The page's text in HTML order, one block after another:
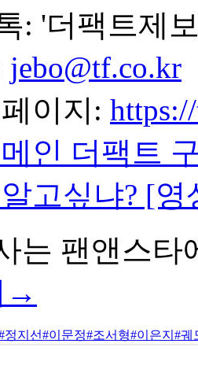
: '더팩트제
jebo@tf.co.kr
이지:
인 더팩트
고싶냐? [
는 팬앤스타
→
정지선#이문정#조서형#이은지 #궤